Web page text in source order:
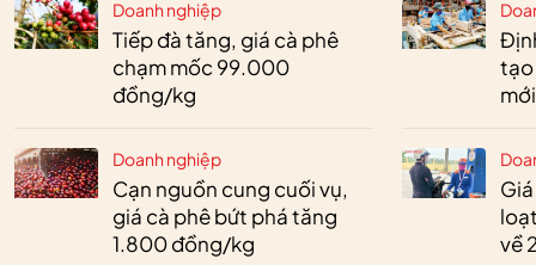
Doanh nghiệp
Tiếp đà tăng, giá cà phê
chạm mốc 99.000
đồng/kg
Doanh nghiệp
Cạn nguồn cung cuối vụ,
giá cà phê bứt phá tăng
1.800 đồng/kg
tạo
về